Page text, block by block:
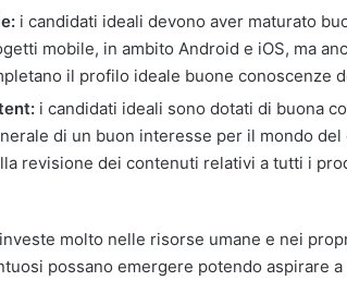
i candidati ideali devono aver maturato
mobile, in ambito Android e iOS, ma
il profilo ideale buone conoscenze
i candidati ideali sono dotati di buona
di un buon interesse per il mondo
revisione dei contenuti relativi a tutti i
molto nelle risorse umane e nei
possano emergere potendo aspirare